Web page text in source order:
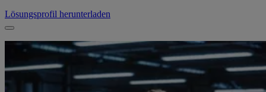
Lösungsprofil herunterladen